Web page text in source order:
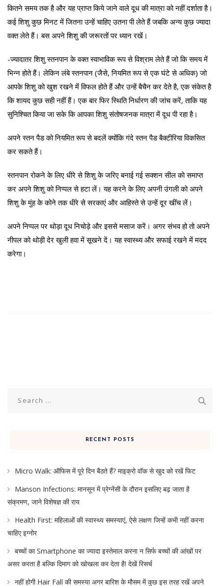
कितने समय तक है और यह प्राप्त किये जाने वाले दूध की मात्रा को नहीं दर्शाता है।
कई शिशु कुछ मिनट में जितना उन्हें चाहिए उतना पी लेते हैं जबकि अन्य कुछ ज्यादा
वक्त लेते हैं। बस अपने शिशु की जरूरतों पर ध्यान रखें।
-ज्यादातर शिशु स्तनपान के वक्त स्वाभाविक रूप से विश्राम लेते हैं जो कि समय में
भिन्न होते हैं। लेकिन लंबे स्तनपान (जैसे, नियमित रूप से एक घंटे से अधिक) जो
आपके शिशु को खुश रखने में विफल होते हैं और उन्हें बैचैन कर देते है, एक संकेत है
कि शायद कुछ सही नहीं हैं। एक बार फिर स्थिति निर्धारण की जांच करें, ताकि यह
सुनिश्चित किया जा सके कि आपका शिशु संतोषजनक मात्रा में दूध पी रहा है।
अपने स्तन पैड को नियमित रूप से बदलें क्योंकि गंदे स्तन पैड बैक्टीरिया विकसित
कर सकते हैं।
स्तनपान रोकने के लिए धीरे से शिशु के जरिए बनाई गई सक्शन सील को समाप्त
कर अपने शिशु को निप्पल से हटा लें। यह करने के लिए अपनी उंगली को अपने
शिशु के मुंह के कोने तक धीरे से सरकाएं और आहिस्ते से उन्हें दूर खींच लें।
अपने निप्पल पर थोड़ा दूध निचोड़े और इससे मसाज करें। अगर संभव हो तो अपने
नीपल को थोड़ी देर खुली हवा में सूखने दें। यह स्वास्थ्य और सफाई रखने में मदद
करेगा।
RECENT POSTS
Micro Walk: ऑफिस में पूरे दिन बैठते हैं? माइक्रो वॉक से खुद को रखें फिट
Manson Infections: मानसून में प्रेग्नेंसी के दौरान इसलिए बढ़ जाता है
संक्रमण, जाने विशेषज्ञ की राय
Health First: महिलाओं की स्वास्थ्य समस्याएं, ऐसे लक्षण जिन्हें कभी नहीं करना
चाहिए इग्नोर
बच्चों का Smartphone का ज्यादा इस्तेमाल करना न सिर्फ बच्चों की आंखों पर
असर करता है बल्कि दिमाग को खोखला कर देता है! देखें रिसर्च
नहीं होगी Hair Fall की समस्या अगर बारिश के मौसम में कुछ इस तरह रखें अपने